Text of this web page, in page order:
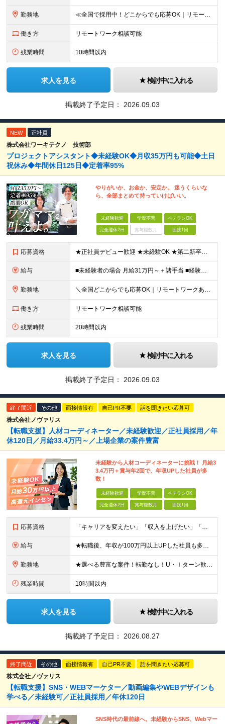
勤務地 ≪全国で採用中！どこからでも応募OK｜リモートワークあり≫ ★大阪・東京・名古屋・福岡への引っ越し補助制度あり ★会社都合の転居を伴う転勤はなし ‥‥━━━━━━ ご自宅から通いやすいエリアや希望す
働き方 リモートワーク相談可能
残業時間 10時間以内
求人を見る 検討中に入れる
掲載終了予定日： 2026.09.03
NEW 正社員
株式会社ワーキテクノ 技術部
プロジェクトアシスタント◆未経験OK◆月収35万円も可能◆土日
祝休み◆年間休日125日◆定着率95%
やりがいか、お金か、安定か。 迷うくらいな
ら、全部まとめて持っていけばいい。
未経験歓迎 学歴不問 ベテランOK
完全週休2日 賞与複数月 面接1回
応募資格 ★正社員デビュー歓迎 ★未経験OK ★第二新卒歓迎 ★学歴不問 ＜こんな方にピッタリ！＞ □ 収入も、お休みも、絶対に妥協したくない！ □ ゆとりのある生活を楽しみながら、将来ずっと役立つスキル
給与 ■未経験者の場合 月給31万円～＋諸手当 ■経験者の場合 月給35万円～90万円＋諸手当 ★前職から年収120万円UPの実績あり ★初年度年収500万円～も可能！ ※首都圏以外の未経験の方は【月
勤務地 ＼全国どこからでも応募OK｜リモートワークあり／ ◇会社都合の転居を伴う転勤はなし ◇直行直帰OK！ ご自宅から通いやすいエリアや希望するエリアの プロジェクトをご担当いただきます！ 「自宅から通え
働き方 リモートワーク相談可能
残業時間 20時間以内
求人を見る 検討中に入れる
掲載終了予定日： 2026.09.03
終了間近 その他 面接情報有 自己PR不要 話を聞きたい応募可
株式会社ノヴァリス
【転職支援】人材コーディネーター／未経験歓迎／正社員採用／年
休120日／月給33.4万円～／上場企業の案件豊富
未経験から人材コーディネーターに挑戦！ 月給3
3.4万円＋賞与年2回で、年収UPした社員が多
数！
未経験歓迎 学歴不問 ベテランOK
完全週休2日 賞与複数月 面接1回
応募資格 「キャリアを変えたい」「収入を上げたい」「将来に強いスキルを身につけたい」方歓迎！ ・未経験歓迎 ・学歴不問 ・第二新卒歓迎 ＼経験やスキルではなく、“これから”を重視します／ 「今のままでいい
給与 ★転職後、年収が100万円以上UPした社員も多数！ 月給33.4万円～45万円＋諸手当＋賞与年2回 ※インセンティブが発生する案件もあります。 【固定残業代について】 なし（残業代は、実際の労働
勤務地 ★選べる豊富な案件！転勤なし！U・Ｉターン歓迎！ 東京、神奈川、埼玉、千葉、愛知、大阪、兵庫、京都、広島、福岡をはじめとする全国各地のプロジェクト先。 プライム上場、グロース上場企業の大手～ベンチ
残業時間 10時間以内
求人を見る 検討中に入れる
掲載終了予定日： 2026.08.27
終了間近 その他 面接情報有 自己PR不要 話を聞きたい応募可
株式会社ノヴァリス
【転職支援】SNS・WEBマーケター／動画編集やWEBデザインも
学べる／未経験可／正社員採用／年休120日
SNS時代の最前線へ。未経験からSNS、Webマー